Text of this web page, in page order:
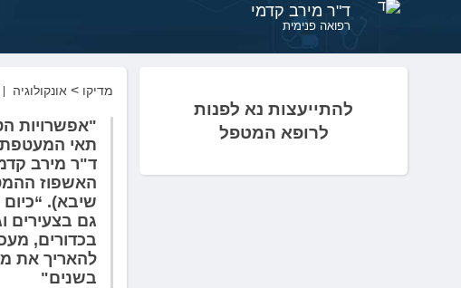
ד"ר מירב קדמי
רפואה פנימית
להתייעצות נא לפנות
לרופא המטפל
מדיקו > אונקולוגיה
"אפשרויות
ד"ר מירב
האשפוז
שיבא).
גם בצעירים
בכדורים,
להאריך את
בשנים"